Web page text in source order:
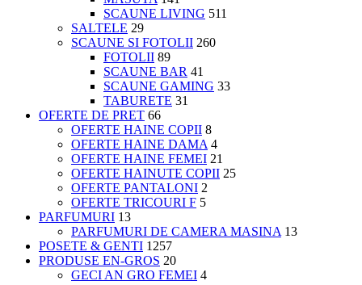
SCAUNE LIVING 511
SALTELE 29
SCAUNE SI FOTOLII 260
FOTOLII 89
SCAUNE BAR 41
SCAUNE GAMING 33
TABURETE 31
OFERTE DE PRET 66
OFERTE HAINE COPII 8
OFERTE HAINE DAMA 4
OFERTE HAINE FEMEI 21
OFERTE HAINUTE COPII 25
OFERTE PANTALONI 2
OFERTE TRICOURI F 5
PARFUMURI 13
PARFUMURI DE CAMERA MASINA 13
POSETE & GENTI 1257
PRODUSE EN-GROS 20
GECI AN GRO FEMEI 4